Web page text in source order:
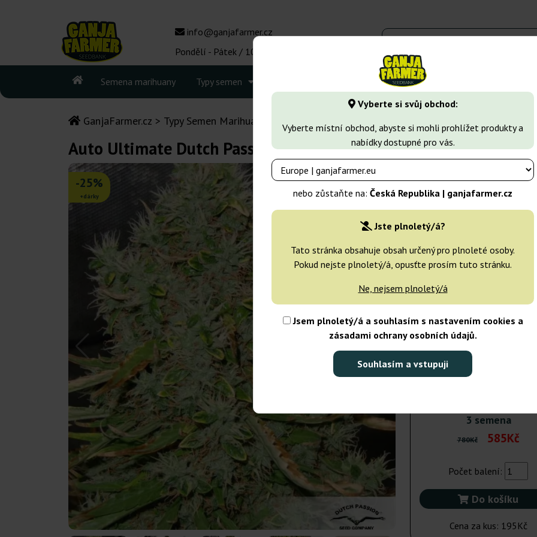
Vyberte si svůj obchod:
Vyberte místní obchod, abyste si mohli prohlížet produkty a
nabídky dostupné pro vás.
nebo zůstaňte na: Česká Republika | ganjafarmer.cz
Jste plnoletý/á?
Tato stránka obsahuje obsah určený pro plnoleté osoby.
Pokud nejste plnoletý/á, opusťte prosím tuto stránku.
Ne, nejsem plnoletý/á
Jsem plnoletý/á a souhlasím s nastavením cookies a
zásadami ochrany osobních údajů.
Souhlasím a vstupuji
info@ganjafarmer.cz
Pondělí - Pátek / 10:00 - 16:00
Semena marihuany Typy semen Druhy marihuany
GanjaFarmer.cz Typy Semen Marihuany Auto Ultimate
Auto Ultimate Dutch Passion
-25%
+dárky
Dutch Passion
3 semena
Odeslání do 24h 25%
7 semen
Odeslání do 24h
1
25%
100 semen
Nedostupné
11
25%
3 semena
780Kč 585Kč
Počet balení:
Do košíku
Cena za kus: 195Kč